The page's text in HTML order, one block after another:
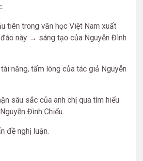
tiên trong văn học Việt Nam xuất
này → sáng tạo của Nguyễn Đình
năng, tấm lòng của tác giả Nguyễn
sâu sắc của anh chị qua tìm hiểu
Đình Chiểu.
đề nghị luận.